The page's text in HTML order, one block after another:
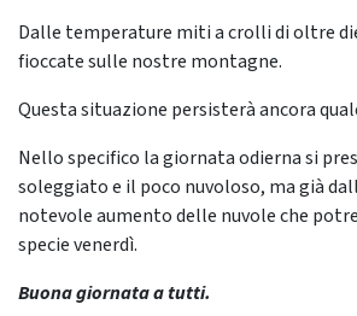
Dalle temperature miti a crolli di oltre
fioccate sulle nostre montagne.
Questa situazione persisterà ancora
Nello specifico la giornata odierna si
soleggiato e il poco nuvoloso, ma già
notevole aumento delle nuvole che
specie venerdì.
Buona giornata a tutti.